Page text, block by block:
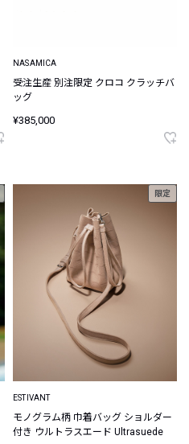
NASAMICA
受注生産 別注限定 クロコ クラッチバ
ッグ
¥385,000
限定
ESTIVANT
モノグラム柄 巾着バッグ ショルダー
付き ウルトラスエード Ultrasuede